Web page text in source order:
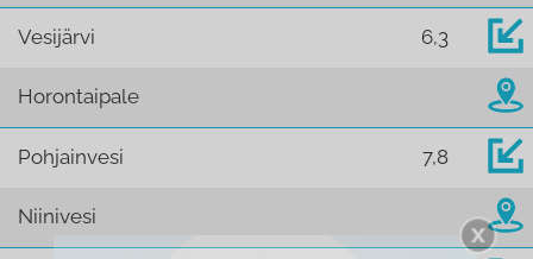
Vesijärvi 6,3
Horontaipale
Pohjainvesi 7,8
Niinivesi